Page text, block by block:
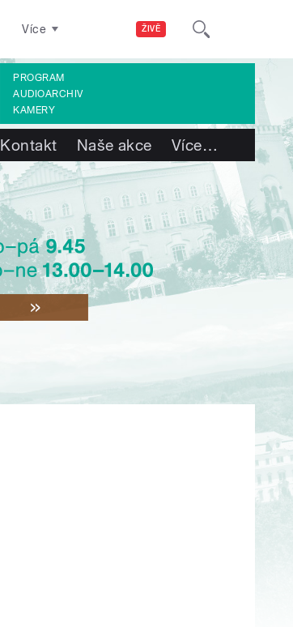
ŽIVĚ
Více
PROGRAM
AUDIOARCHIV
KAMERY
Kontakt Naše akce Více…